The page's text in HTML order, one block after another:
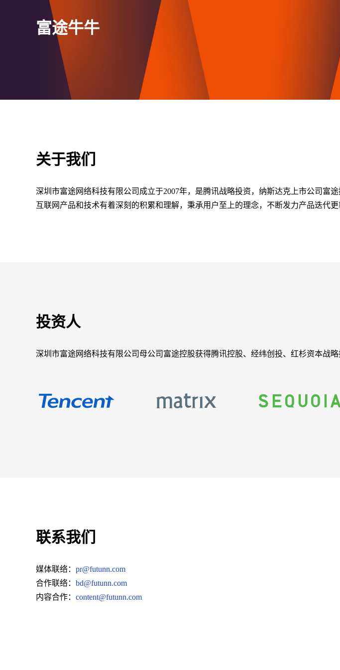
富途牛牛
关于我们
深圳市富途网络科技有限公司成立于2007年，是腾讯战略投资，纳斯达克上市公司
互联网产品和技术有着深刻的积累和理解，秉承用户至上的理念，不断发力产品迭代
投资人
深圳市富途网络科技有限公司母公司富途控股获得腾讯控股、经纬创投、红杉资本战略
联系我们
媒体联络： pr@futunn.com
合作联络： bd@futunn.com
内容合作： content@futunn.com